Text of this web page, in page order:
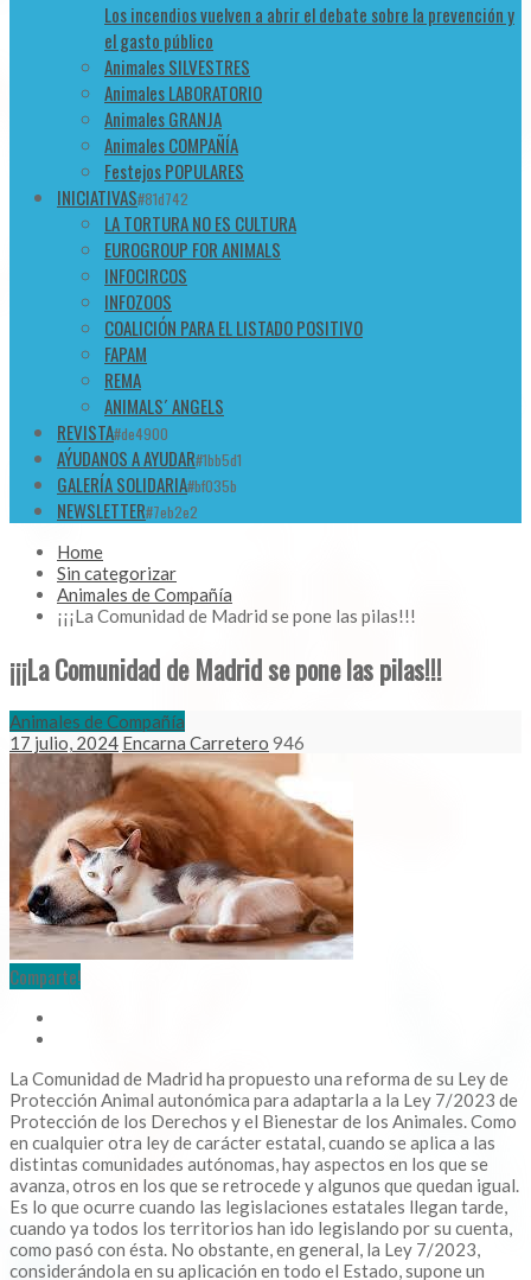
Los incendios vuelven a abrir el debate sobre la prevención y
el gasto público
Animales SILVESTRES
Animales LABORATORIO
Animales GRANJA
Animales COMPAÑÍA
Festejos POPULARES
INICIATIVAS#81d742
LA TORTURA NO ES CULTURA
EUROGROUP FOR ANIMALS
INFOCIRCOS
INFOZOOS
COALICIÓN PARA EL LISTADO POSITIVO
FAPAM
REMA
ANIMALS´ ANGELS
REVISTA#de4900
AÝUDANOS A AYUDAR#1bb5d1
GALERÍA SOLIDARIA#bf035b
NEWSLETTER#7eb2e2
Home
Sin categorizar
Animales de Compañía
¡¡¡La Comunidad de Madrid se pone las pilas!!!
¡¡¡La Comunidad de Madrid se pone las pilas!!!
Animales de Compañía
17 julio, 2024 Encarna Carretero 946
Comparte!
La Comunidad de Madrid ha propuesto una reforma de su Ley de
Protección Animal autonómica para adaptarla a la Ley 7/2023 de
Protección de los Derechos y el Bienestar de los Animales. Como
en cualquier otra ley de carácter estatal, cuando se aplica a las
distintas comunidades autónomas, hay aspectos en los que se
avanza, otros en los que se retrocede y algunos que quedan igual.
Es lo que ocurre cuando las legislaciones estatales llegan tarde,
cuando ya todos los territorios han ido legislando por su cuenta,
como pasó con ésta. No obstante, en general, la Ley 7/2023,
considerándola en su aplicación en todo el Estado, supone un